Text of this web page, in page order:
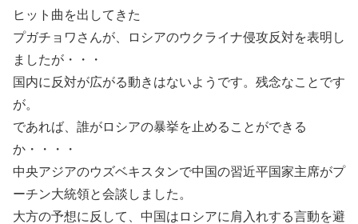
ヒット曲を出してきた
プガチョワさんが、ロシアのウクライナ侵攻反対を表明し
ましたが・・・
国内に反対が広がる動きはないようです。残念なことです
が。
であれば、誰がロシアの暴挙を止めることができる
か・・・・
中央アジアのウズベキスタンで中国の習近平国家主席がプ
ーチン大統領と会談しました。
大方の予想に反して、中国はロシアに肩入れする言動を避